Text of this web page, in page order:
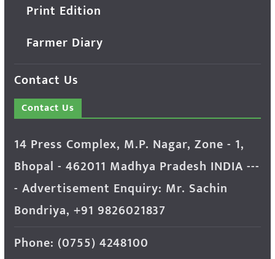
Print Edition
Farmer Diary
Contact Us
Contact Us
14 Press Complex, M.P. Nagar, Zone - 1,
Bhopal - 462011 Madhya Pradesh INDIA ---
- Advertisement Enquiry: Mr. Sachin
Bondriya, +91 9826021837
Phone: (0755) 4248100